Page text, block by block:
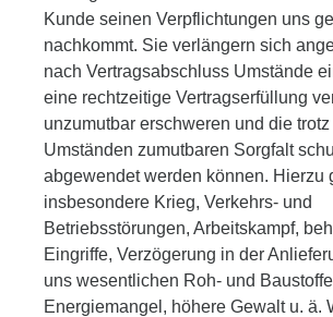
Kunde seinen Verpflichtungen uns
nachkommt. Sie verlängern sich
nach Vertragsabschluss Umstände
eine rechtzeitige Vertragserfüllung
unzumutbar erschweren und die
Umständen zumutbaren Sorgfalt
abgewendet werden können. Hierzu
insbesondere Krieg, Verkehrs- und
Betriebsstörungen, Arbeitskampf,
Eingriffe, Verzögerung in der
uns wesentlichen Roh- und
Energiemangel, höhere Gewalt u. ä.